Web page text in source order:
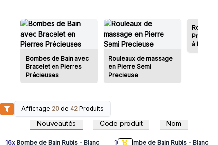
Bombes de Bain avec
Bracelet en Pierres
Précieuses
Rouleaux de massage
en Pierre Semi
Precieuse
Roll-ons
à l'Huile
Affichage 20 de 42 Produits
Nouveautés Code produit Nom
Connectez-vous ou
inscrivez-vous pour
accéder aux prix de gros
16xBombe de Bain Rubis - Blanc
inscrivez-vous pour
accéder aux prix de gros
16xBombe de Bain Rubis - Blanc